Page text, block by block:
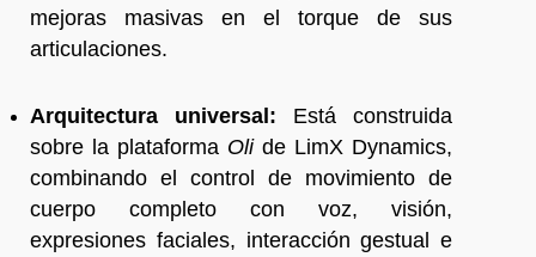
mejoras masivas en el torque de sus
articulaciones.
Arquitectura universal: Está construida
sobre la plataforma Olide LimX Dynamics,
combinando el control de movimiento de
cuerpo completo con voz, visión,
expresiones faciales, interacción gestual e